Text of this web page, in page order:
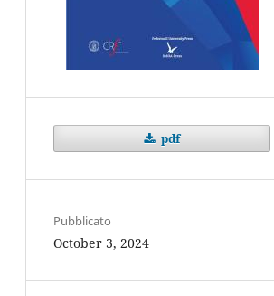
pdf
Pubblicato
October 3, 2024